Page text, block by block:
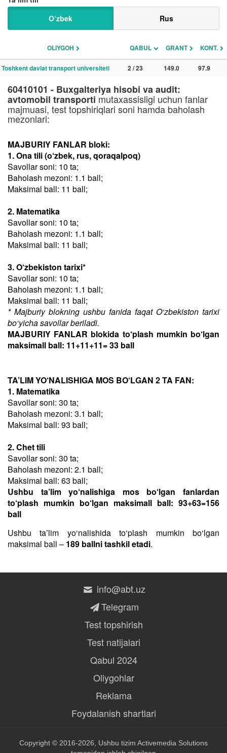
O‘zbek
Rus
OLIYGOH QABUL GRANT KONT.
Toshkent davlat transport universiteti 2 / 23 149.0 97.9
60410101 - Buxgalteriya hisobi va audit:
avtomobil transporti mutaxassisligi uchun fanlar
majmuasi, test topshiriqlari soni hamda baholash
mezonlari:
MAJBURIY FANLAR bloki:
1. Ona tili (o‘zbek, rus, qoraqalpoq)
Savollar soni: 10 ta;
Baholash mezoni: 1.1 ball;
Maksimal ball: 11 ball;
2. Matematika
Savollar soni: 10 ta;
Baholash mezoni: 1.1 ball;
Maksimal ball: 11 ball;
3. O‘zbekiston tarixi*
Savollar soni: 10 ta;
Baholash mezoni: 1.1 ball;
Maksimal ball: 11 ball;
* Majburiy blokning ushbu fanida faqat O‘zbekiston tarixi
bo‘yicha savollar beriladi.
MAJBURIY FANLAR blokida to‘plash mumkin bo‘lgan
maksimall ball: 11+11+11= 33 ball
TA’LIM YO‘NALISHIGA MOS BO‘LGAN 2 TA FAN:
1. Matematika
Savollar soni: 30 ta;
Baholash mezoni: 3.1 ball;
Maksimal ball: 93 ball;
2. Chet tili
Savollar soni: 30 ta;
Baholash mezoni: 2.1 ball;
Maksimal ball: 63 ball;
Ushbu ta’lim yo‘nalishiga mos bo‘lgan fanlardan
to‘plash mumkin bo‘lgan maksimall ball: 93+63=156
ball
Ushbu taʼlim yo‘nalishida to‘plash mumkin bo‘lgan
maksimal ball – 189 ballni tashkil etadi.
info@abt.uz
Telegram
Test topshirish
Test natijalari
Qabul 2024
Oliygohlar
Reklama
Foydalanish shartlari
Copyright © 2016-2026, Ushbu tizim Activemedia Solutions